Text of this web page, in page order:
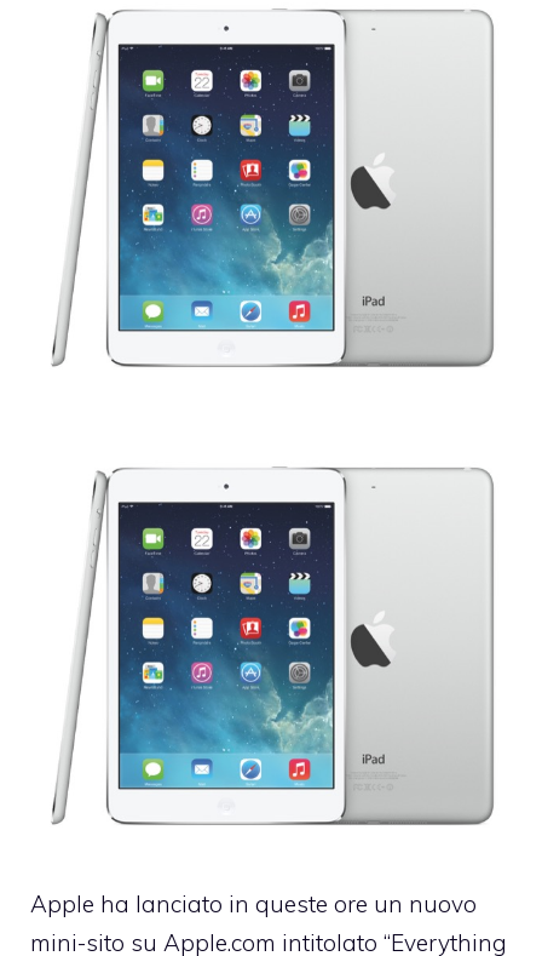
Apple ha lanciato in queste ore un nuovo
mini-sito su Apple.com intitolato “Everything